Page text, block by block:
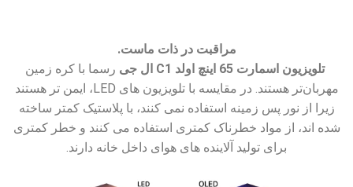
مراقبت در ذات ماست.
تلویزیون اسمارت 65 اینچ اولد C1 ال جی
رسما با کره زمین
مهربان‌تر هستند. در مقایسه با تلویزیون های LED، ایمن تر هستند
زیرا از نور پس زمینه استفاده نمی کنند، با پلاستیک کمتر ساخته
شده اند، از مواد خطرناک کمتری استفاده می کنند و خطر کمتری
برای تولید آلاینده های هوای داخل خانه دارند.